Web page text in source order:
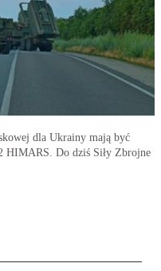
dla Ukrainy mają być
HIMARS. Do dziś Siły Zbrojne